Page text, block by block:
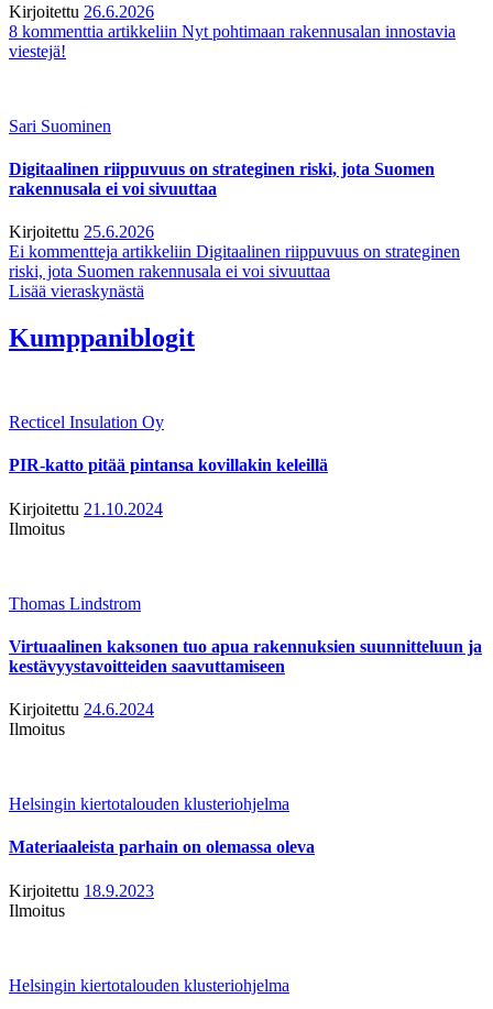
Kirjoitettu 26.6.2026
8 kommenttia artikkeliin Nyt pohtimaan rakennusalan innostavia
viestejä!
Sari Suominen
Digitaalinen riippuvuus on strateginen riski, jota Suomen
rakennusala ei voi sivuuttaa
Kirjoitettu 25.6.2026
Ei kommentteja artikkeliin Digitaalinen riippuvuus on strateginen
riski, jota Suomen rakennusala ei voi sivuuttaa
Lisää vieraskynästä
Kumppaniblogit
Recticel Insulation Oy
PIR-katto pitää pintansa kovillakin keleillä
Kirjoitettu 21.10.2024
Ilmoitus
Thomas Lindstrom
Virtuaalinen kaksonen tuo apua rakennuksien suunnitteluun ja
kestävyystavoitteiden saavuttamiseen
Kirjoitettu 24.6.2024
Ilmoitus
Helsingin kiertotalouden klusteriohjelma
Materiaaleista parhain on olemassa oleva
Kirjoitettu 18.9.2023
Ilmoitus
Helsingin kiertotalouden klusteriohjelma